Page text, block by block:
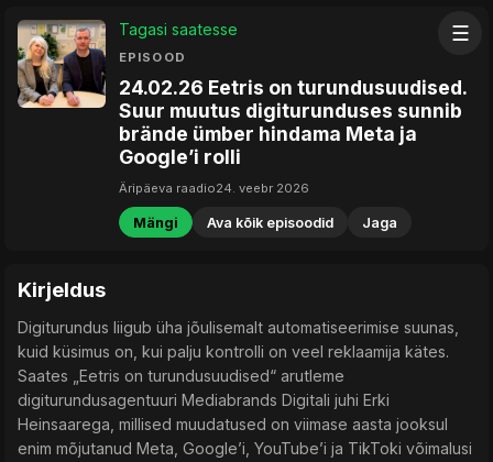
☰
Tagasi saatesse
EPISOOD
24.02.26 Eetris on turundusuudised.
Suur muutus digiturunduses sunnib
brände ümber hindama Meta ja
Google’i rolli
Äripäeva raadio24. veebr 2026
Mängi Ava kõik episoodid Jaga
Kirjeldus
Digiturundus liigub üha jõulisemalt automatiseerimise suunas,
kuid küsimus on, kui palju kontrolli on veel reklaamija kätes.
Saates „Eetris on turundusuudised“ arutleme
digiturundusagentuuri Mediabrands Digitali juhi Erki
Heinsaarega, millised muudatused on viimase aasta jooksul
enim mõjutanud Meta, Google’i, YouTube’i ja TikToki võimalusi